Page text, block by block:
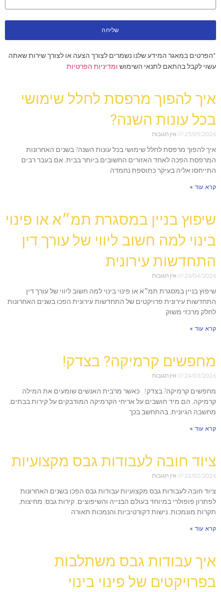
שליחה
*הפרטים במאגר המידע שלנו נשמרים לצורך הצעה או לצורך שירות שאתה
עשוי לקבל בהתאם לתנאי השימוש ומדיניות הפרטיות
איך להפוך מרפסת לחלל שימושי
בכל עונות השנה?
25/05/2026 אין תגובות
איך להפוך מרפסת לחלל שימושי בכל עונות השנה? בשנים האחרונות
המרפסת הפכה לאחד האזורים החשובים ביותר בבית. אם בעבר רבים
התייחסו אליה בעיקר כתוספת נחמדה
קרא עוד »
שיפוץ בניין במסגרת תמ״א או פינוי
בינוי למה חשוב ליווי של עורך דין
התחדשות עירונית
26/04/2026 אין תגובות
שיפוץ בניין במסגרת תמ״א או פינוי בינוי למה חשוב ליווי של עורך דין
התחדשות עירונית פרויקטים של התחדשות עירונית הפכו בשנים האחרונות
לחלק מרכזי משוק
קרא עוד »
מחפשים קרמיקה? בצדק!
24/03/2026 אין תגובות
מחפשים קרמיקה? בצדק! כאשר מרבית האנשים שומעים את המילה
קרמיקה, הם מיד חושבים על אריחי הקרמיקה המודבקים על קירות בבתים.
מחשבה הגיונית, בהתחשב בכך
קרא עוד »
ציוד חובה לעבודות גבס מקצועיות
22/02/2026 אין תגובות
ציוד חובה לעבודות גבס מקצועיות עבודות גבס הפכו בשנים האחרונות
לפתרון פופולרי במיוחד בעולם הבנייה והשיפוצים. קירות גבס, מחיצות,
תקרות מונמכות, נישות דקורטיביות והנמכות תאורה
קרא עוד »
איך עבודות גבס משתלבות
בפרויקטים של פינוי בינוי